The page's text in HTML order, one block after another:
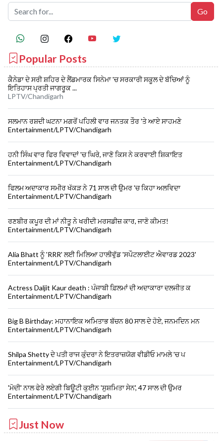
Popular Posts
ਕੈਨੇਡਾ ਦੇ ਸਰੀ ਸ਼ਹਿਰ ਦੇ ਲੈਂਡਮਾਰਕ ਸਿਨੇਮਾ 'ਚ ਸਰਕਾਰੀ ਸਕੂਲ ਦੇ ਬੱਚਿਆਂ ਨੂੰ
ਇਤਿਹਾਸ ਪ੍ਰਤੀ ਜਾਗਰੂਕ ...
LPTV/Chandigarh
ਸਲਮਾਨ ਰਸ਼ਦੀ ਘਟਨਾ ਮਗਰੋਂ ਪਹਿਲੀ ਵਾਰ ਜਨਤਕ ਤੌਰ 'ਤੇ ਆਏ ਸਾਹਮਣੇ
Entertainment/LPTV/Chandigarh
ਹਨੀ ਸਿੰਘ ਵਾਰ ਫਿਰ ਵਿਵਾਦਾਂ 'ਚ ਘਿਰੇ, ਜਾਣੋ ਕਿਸ ਨੇ ਕਰਵਾਈ ਸ਼ਿਕਾਇਤ
Entertainment/LPTV/Chandigarh
ਫਿਲਮ ਅਦਾਕਾਰ ਸਮੀਰ ਖੱਕੜ ਨੇ 71 ਸਾਲ ਦੀ ਉਮਰ 'ਚ ਕਿਹਾ ਅਲਵਿਦਾ
Entertainment/LPTV/Chandigarh
ਰਣਬੀਰ ਕਪੂਰ ਦੀ ਮਾਂ ਨੀਤੂ ਨੇ ਖਰੀਦੀ ਮਰਸਡੀਜ਼ ਕਾਰ, ਜਾਣੋ ਕੀਮਤ!
Entertainment/LPTV/Chandigarh
Alia Bhatt ਨੂੰ 'RRR' ਲਈ ਮਿਲਿਆ ਹਾਲੀਵੁੱਡ 'ਸਪੌਟਲਾਈਟ ਐਵਾਰਡ 2023'
Entertainment/LPTV/Chandigarh
Actress Daljit Kaur death : ਪੰਜਾਬੀ ਫ਼ਿਲਮਾਂ ਦੀ ਅਦਾਕਾਰਾ ਦਲਜੀਤ ਕ
Entertainment/LPTV/Chandigarh
Big B Birthday: ਮਹਾਨਾਇਕ ਅਮਿਤਾਭ ਬੱਚਨ 80 ਸਾਲ ਦੇ ਹੋਏ, ਜਨਮਦਿਨ ਮਨ
Entertainment/LPTV/Chandigarh
Shilpa Shetty ਦੇ ਪਤੀ ਰਾਜ ਕੁੰਦਰਾ ਨੇ ਇਤਰਾਜ਼ਯੋਗ ਵੀਡੀਓ ਮਾਮਲੇ 'ਚ ਪ
Entertainment/LPTV/Chandigarh
'ਮੋਦੀ' ਨਾਲ ਫੇਰੇ ਲਏਗੀ ਬਿਊਟੀ ਕੁਈਨ 'ਸੁਸ਼ਮਿਤਾ ਸੇਨ', 47 ਸਾਲ ਦੀ ਉਮਰ
Entertainment/LPTV/Chandigarh
Just Now